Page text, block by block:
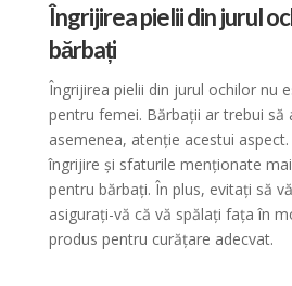
Îngrijirea pielii din jurul
bărbați
Îngrijirea pielii din jurul ochilor nu
pentru femei. Bărbații ar trebui să
asemenea, atenție acestui
îngrijire și sfaturile menționate
pentru bărbați. În plus, evitați să
asigurați-vă că vă spălați fața în
produs pentru curățare adecvat.